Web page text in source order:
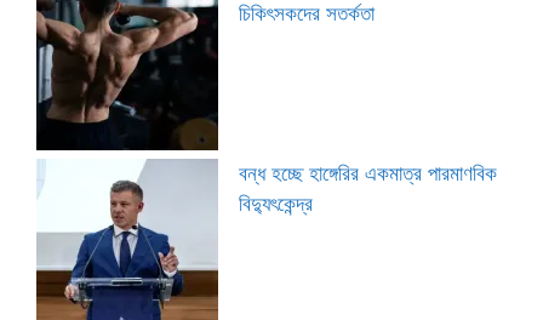
চিকিৎসকদের সতর্কতা
বন্ধ হচ্ছে হাঙ্গেরির একমাত্র পারমাণবিক
বিদ্যুৎকেন্দ্র